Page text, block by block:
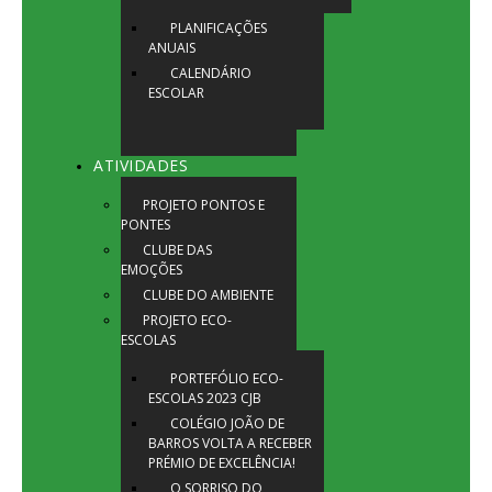
PLANIFICAÇÕES
ANUAIS
CALENDÁRIO
ESCOLAR
ATIVIDADES
PROJETO PONTOS E
PONTES
CLUBE DAS
EMOÇÕES
CLUBE DO AMBIENTE
PROJETO ECO-
ESCOLAS
PORTEFÓLIO ECO-
ESCOLAS 2023 CJB
COLÉGIO JOÃO DE
BARROS VOLTA A RECEBER
PRÉMIO DE EXCELÊNCIA!